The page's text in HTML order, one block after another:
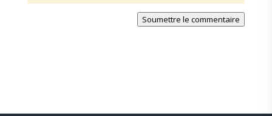
Soumettre le commentaire